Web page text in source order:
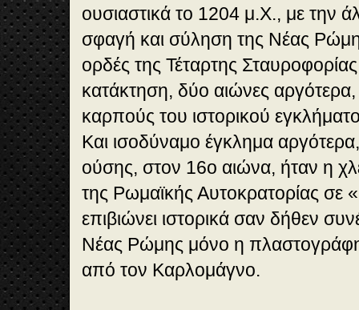
ουσιαστικά το 1204 μ.Χ., με την
σφαγή και σύληση της Νέας
ορδές της Τέταρτης
κατάκτηση, δύο αιώνες
καρπούς του ιστορικού
Και ισοδύναμο έγκλημα
ούσης, στον 16ο αιώνα, ήταν η
της Ρωμαϊκής Αυτοκρατορίας σε
επιβιώνει ιστορικά σαν δήθεν
Νέας Ρώμης μόνο η
από τον Καρλομάγνο.